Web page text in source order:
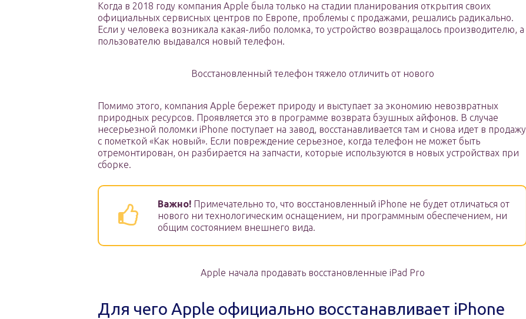
Когда в 2018 году компания Apple была только на стадии планирования открытия своих
официальных сервисных центров по Европе, проблемы с продажами, решались радикально.
Если у человека возникала какая-либо поломка, то устройство возвращалось производителю, а
пользователю выдавался новый телефон.
Восстановленный телефон тяжело отличить от нового
Помимо этого, компания Apple бережет природу и выступает за экономию невозвратных
природных ресурсов. Проявляется это в программе возврата бэушных айфонов. В случае
несерьезной поломки iPhone поступает на завод, восстанавливается там и снова идет в продажу
с пометкой «Как новый». Если повреждение серьезное, когда телефон не может быть
отремонтирован, он разбирается на запчасти, которые используются в новых устройствах при
сборке.
Важно! Примечательно то, что восстановленный iPhone не будет отличаться от
нового ни технологическим оснащением, ни программным обеспечением, ни
общим состоянием внешнего вида.
Apple начала продавать восстановленные iPad Pro
Для чего Apple официально восстанавливает iPhone